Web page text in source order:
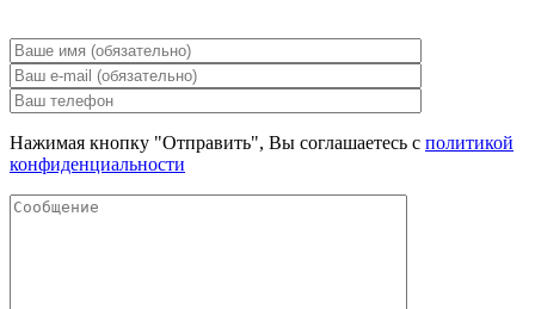
Нажимая кнопку "Отправить", Вы соглашаетесь с политикой
конфиденциальности